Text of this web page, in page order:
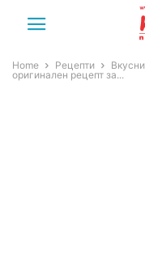
Home Рецепти
оригинален рецепт за...